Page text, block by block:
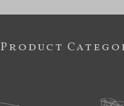
Product